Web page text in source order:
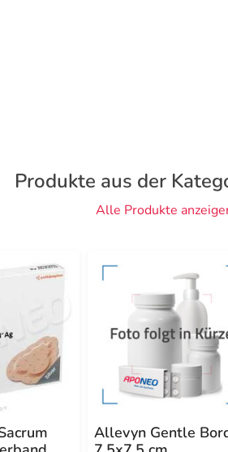
Produkte aus der
Alle Produkte
Allevyn Gentle